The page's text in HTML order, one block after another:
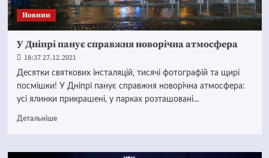
Новини
У Дніпрі панує справжня новорічна атмосфера
18:37 27.12.2021
Десятки святкових інсталяцій, тисячі фотографій та щирі
посмішки! У Дніпрі панує справжня новорічна атмосфера:
усі ялинки прикрашені, у парках розташовані...
Детальніше